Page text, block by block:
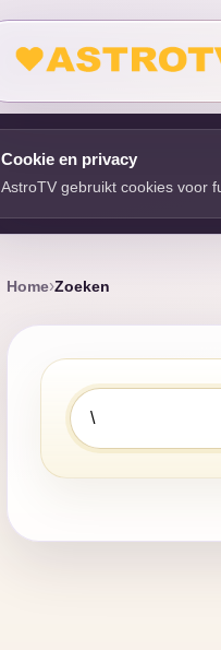
Cookie en privacy
AstroTV gebruikt cookies voor
Home Zoeken